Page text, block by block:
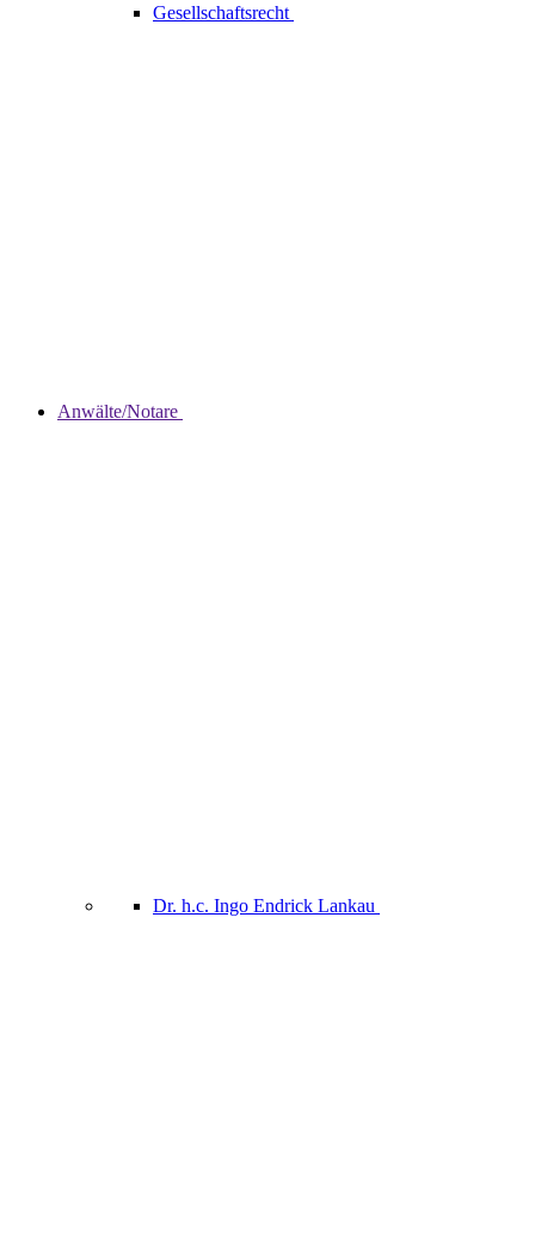
Gesellschaftsrecht
Anwälte/Notare
Dr. h.c. Ingo Endrick Lankau